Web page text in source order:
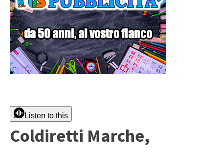
Listen to this
Coldiretti Marche,